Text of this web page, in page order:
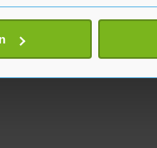
eigenschappen
stel uw voorkeuren in het